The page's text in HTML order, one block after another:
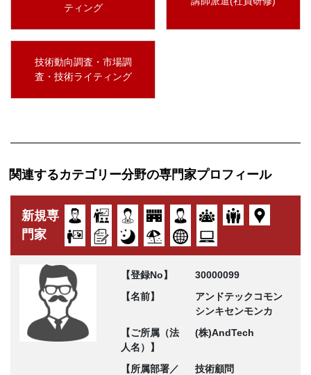
ティング
技術動向調査・市場調
査・技術ライティング
関連するカテゴリー分野の専門家プロフィール
新規専
門家
【登録No】
30000099
【名前】
アンドテックコモン
シンキセンモンカ
【ご所属（法
人名）】
(株)AndTech
【所属部署／
技術顧問